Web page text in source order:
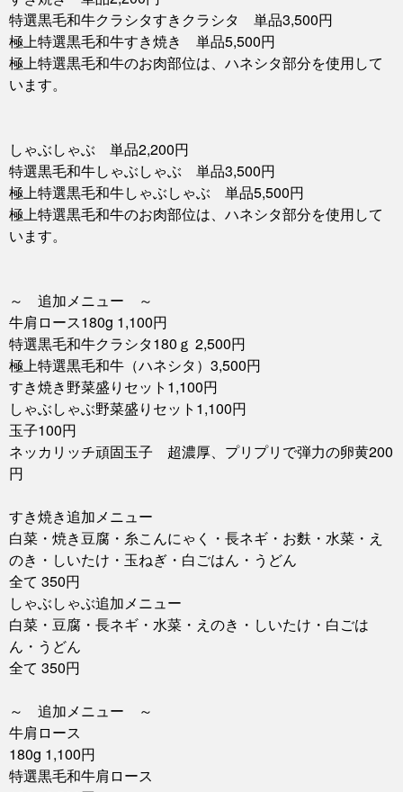
特選黒毛和牛クラシタすきクラシタ 単品3,500円
極上特選黒毛和牛すき焼き 単品5,500円
極上特選黒毛和牛のお肉部位は、ハネシタ部分を使用して
います。
しゃぶしゃぶ 単品2,200円
特選黒毛和牛しゃぶしゃぶ 単品3,500円
極上特選黒毛和牛しゃぶしゃぶ 単品5,500円
極上特選黒毛和牛のお肉部位は、ハネシタ部分を使用して
います。
～ 追加メニュー ～
牛肩ロース180g 1,100円
特選黒毛和牛クラシタ180ｇ 2,500円
極上特選黒毛和牛（ハネシタ）3,500円
すき焼き野菜盛りセット1,100円
しゃぶしゃぶ野菜盛りセット1,100円
玉子100円
ネッカリッチ頑固玉子 超濃厚、プリプリで弾力の卵黄200
円
すき焼き追加メニュー
白菜・焼き豆腐・糸こんにゃく・長ネギ・お麩・水菜・え
のき・しいたけ・玉ねぎ・白ごはん・うどん
全て 350円
しゃぶしゃぶ追加メニュー
白菜・豆腐・長ネギ・水菜・えのき・しいたけ・白ごは
ん・うどん
全て 350円
～ 追加メニュー ～
牛肩ロース
180g 1,100円
特選黒毛和牛肩ロース